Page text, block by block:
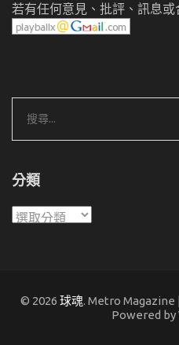
若有任何意見、批評、訊息或
搜
尋
鍵
分類
分
© 2026 球魂. Metro
Powered by